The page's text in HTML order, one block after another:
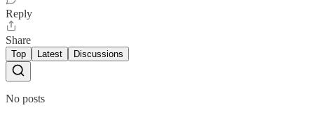
Reply
Share
Top Latest Discussions
No posts